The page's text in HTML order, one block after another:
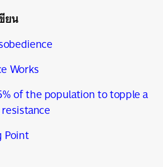
ยน
Works
of the population to topple a
Point